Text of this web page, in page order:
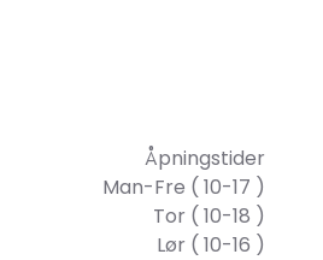
Åpningstider
Man-Fre ( 10-17 )
Tor ( 10-18 )
Lør ( 10-16 )